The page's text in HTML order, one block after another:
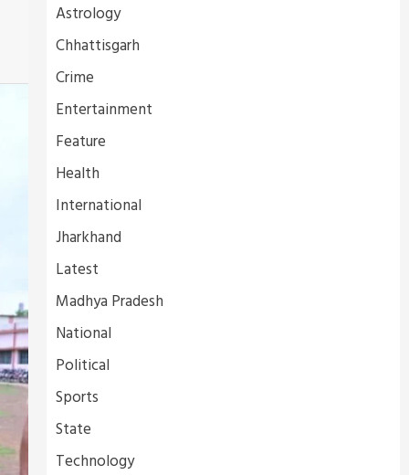
Astrology
Chhattisgarh
Crime
Entertainment
Feature
Health
International
Jharkhand
Latest
Madhya Pradesh
National
Political
Sports
State
Technology